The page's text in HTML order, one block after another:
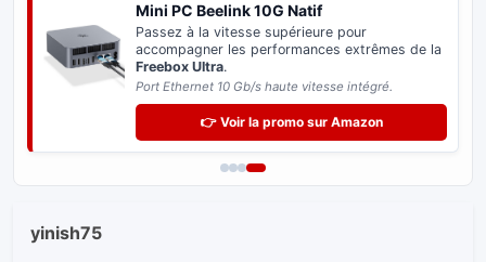
Mini PC Beelink 10G Natif
Passez à la vitesse supérieure pour
accompagner les performances extrêmes de la
Freebox Ultra.
Port Ethernet 10 Gb/s haute vitesse intégré.
👉 Voir la promo sur Amazon
yinish75